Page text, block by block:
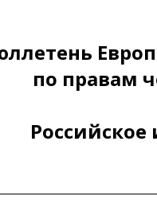
по правам